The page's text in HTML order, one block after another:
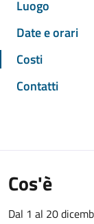
Luogo
Date e orari
Costi
Contatti
Cos'è
Dal 1 al 20